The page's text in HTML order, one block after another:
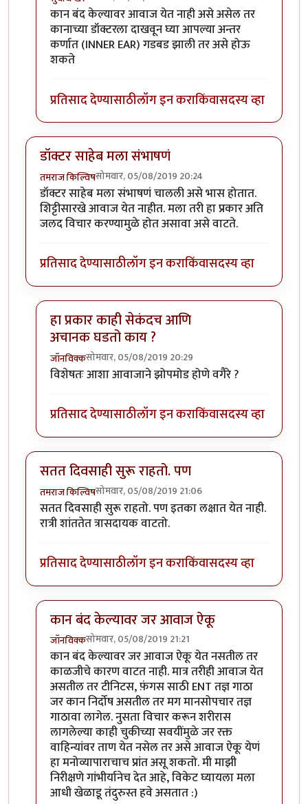
In reply toनाही.byतमराज किल्विष
कान बंद केल्यावर आवाज येत नाही असे असेल तर
कानाच्या डॉक्टरला दाखवून घ्या आपल्या अन्तर
कर्णात (INNER EAR) गडबड झाली तर असे होऊ
शकते
प्रतिसाद देण्यासाठीलॉग इन कराकिंवासदस्य व्हा
डॉक्टर साहेब मला संभाषणं
तमराज किल्विषसोमवार, 05/08/2019 20:24
डॉक्टर साहेब मला संभाषणं चालली असे भास होतात.
शिट्टीसारखे आवाज येत नाहीत. मला तरी हा प्रकार अति
जलद विचार करण्यामुळे होत असावा असे वाटते.
प्रतिसाद देण्यासाठीलॉग इन कराकिंवासदस्य व्हा
हा प्रकार काही सेकंदच आणि
अचानक घडतो काय ?
जॉनविक्कसोमवार, 05/08/2019 20:29
In reply toडॉक्टर साहेब मला संभाषणंbyतमराज किल्विष
विशेषतः आशा आवाजाने झोपमोड होणे वगैरे ?
प्रतिसाद देण्यासाठीलॉग इन कराकिंवासदस्य व्हा
सतत दिवसाही सुरू राहतो. पण
तमराज किल्विषसोमवार, 05/08/2019 21:06
सतत दिवसाही सुरू राहतो. पण इतका लक्षात येत नाही.
रात्री शांततेत त्रासदायक वाटतो.
प्रतिसाद देण्यासाठीलॉग इन कराकिंवासदस्य व्हा
कान बंद केल्यावर जर आवाज ऐकू
जॉनविक्कसोमवार, 05/08/2019 21:21
In reply toसतत दिवसाही सुरू राहतो. पणbyतमराज
कान बंद केल्यावर जर आवाज ऐकू येत नसतील तर
काळजीचे कारण वाटत नाही. मात्र तरीही आवाज येत
असतील तर टीनिटस, फ़ंगस साठी ENT तज्ञ गाठा
जर कान निर्दोष असतील तर मग मानसोपचार तज्ञ
गाठावा लागेल. नुसता विचार करून शरीरास
लागलेल्या काही चुकीच्या सवयींमुळे जर रक्त
वाहिन्यांवर ताण येत नसेल तर असे आवाज ऐकू येणं
हा मनोव्यापाराचाच प्रांत असू शकतो. मी माझी
निरीक्षणे गांभीर्यानेच देत आहे, विकेट घ्यायला मला
आधी खेळाडू तंदुरुस्त हवे असतात :)